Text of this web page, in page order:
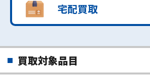
宅配買取
買取対象品目